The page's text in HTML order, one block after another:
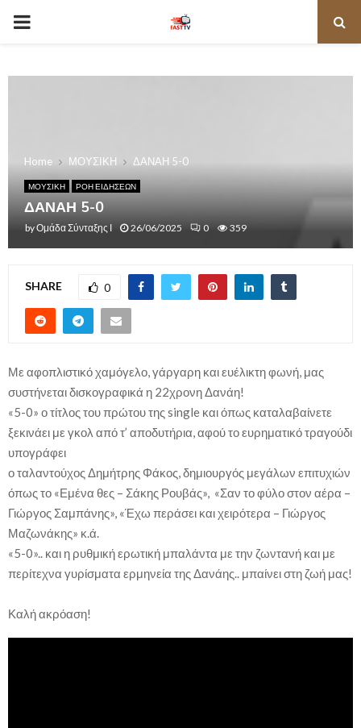
PRIMARY
Home ΜΟΥΣΙΚΗ ΔΑΝΑΗ 5-0
ΜΟΥΣΙΚΗ ΡΟΗ ΕΙΔΗΣΕΩΝ
ΔΑΝΑΗ 5-0
byΟμάδα Σύνταξης Ι 26/06/2025 0 359
SHARE 0
Με αφοπλιστικό χαμόγελο, γάργαρη και ευέλικτη φωνή, μας
συστήνεται δισκογραφικά η 22χρονη Δανάη!
«5-0» ο τίτλος του πρώτου της single και όπως καταλαβαίνετε
ξεκινάει με γκολ από τ’ αποδυτήρια, αφού το ευρηματικό τραγούδι
υπογράφει
ο ταλαντούχος Δημήτρης Φάκος, δημιουργός μεγάλων επιτυχιών
όπως το «Εμένα θες – Σάκης Ρουβάς», «Σαν το φύλο στον αέρα –
Γιώργος Σαμπάνης», «Έχω περάσει και χειρότερα – Γιώργος
Μαζωνάκης» κ.ά.
«5-0».. και η ρυθμική ερωτική μπαλάντα με την ζωντανή και με
περίτεχνα γυρίσματα ερμηνεία της Δανάης.. μπαίνει στη ζωή μας!
Καλή ακρόαση!